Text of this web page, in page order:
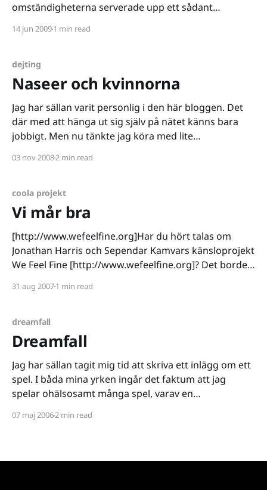
omständigheterna serverade upp ett sådant
tiden tycka att folk var banala som talade om att
14 jun 20091 min read
dejting
Naseer och kvinnorna
Jag har sällan varit personlig i den här bloggen. Det
där med att hänga ut sig själv på nätet känns bara
jobbigt. Men nu tänkte jag köra med lite
Välkommen till inlägget om Naseer och kvinnorna.
03 nov 20082 min read
coola projekt
Vi mår bra
[http://www.wefeelfine.org]Har du hört talas om
Jonathan Harris och Sependar Kamvars känsloprojekt
We Feel Fine [http://www.wefeelfine.org]? Det borde
på saken. Sedan augusti 2005 har våra känslor
31 aug 20071 min read
dreamfall
Dreamfall
Jag har sällan tagit mig tid att skriva ett inlägg om ett
spel. I båda mina yrken ingår det faktum att jag
spelar ohälsosamt många spel, varav en
minsta intryck på mig. Här om dagen lyckades jag
07 maj 20062 min read